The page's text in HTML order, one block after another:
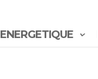
ENERGETIQUE